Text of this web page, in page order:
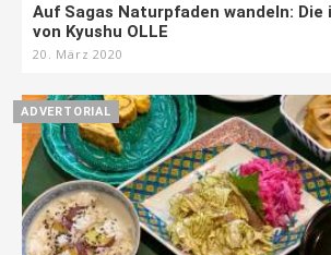
Auf Sagas Naturpfaden wandeln: Die
von Kyushu OLLE
20. März 2020
ADVERTORIAL